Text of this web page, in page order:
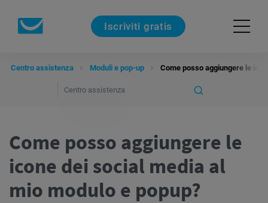
Iscriviti gratis
Centro assistenza Moduli e pop-up Come posso aggiungere le
Come posso aggiungere le
icone dei social media al
mio modulo e popup?